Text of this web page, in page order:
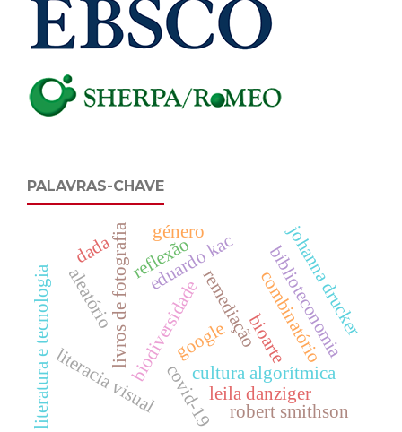
PALAVRAS-CHAVE
biodiversidade bioarte
combinatório
remediação
google
cultura algorítmica
livros de fotografia
literacia visual
biblioteconomia
johanna drucker
eduardo kac
aleatório
literatura e tecnologia
reflexão
género
dada
covid-19leila danziger
robert smithson